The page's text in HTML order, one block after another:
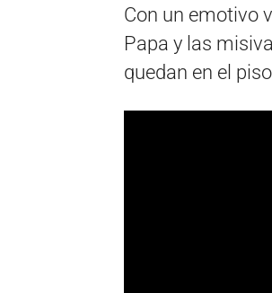
Con un emotivo
Papa y las
quedan en el